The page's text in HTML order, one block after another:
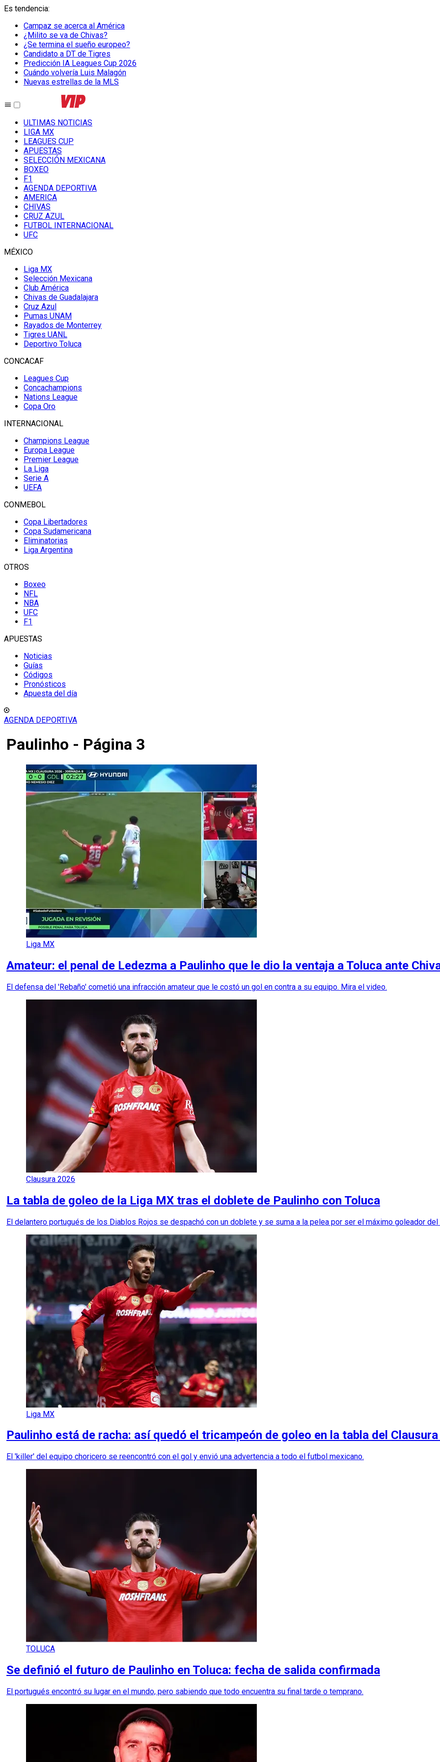
Es tendencia:
Campaz se acerca al América
¿Milito se va de Chivas?
¿Se termina el sueño europeo?
Candidato a DT de Tigres
Predicción IA Leagues Cup 2026
Cuándo volvería Luis Malagón
Nuevas estrellas de la MLS
ULTIMAS NOTICIAS
LIGA MX
LEAGUES CUP
APUESTAS
SELECCIÓN MEXICANA
BOXEO
F1
AGENDA DEPORTIVA
AMERICA
CHIVAS
CRUZ AZUL
FUTBOL INTERNACIONAL
UFC
MÉXICO
Liga MX
Selección Mexicana
Club América
Chivas de Guadalajara
Cruz Azul
Pumas UNAM
Rayados de Monterrey
Tigres UANL
Deportivo Toluca
CONCACAF
Leagues Cup
Concachampions
Nations League
Copa Oro
INTERNACIONAL
Champions League
Europa League
Premier League
La Liga
Serie A
UEFA
CONMEBOL
Copa Libertadores
Copa Sudamericana
Eliminatorias
Liga Argentina
OTROS
Boxeo
NFL
NBA
UFC
F1
APUESTAS
Noticias
Guías
Códigos
Pronósticos
Apuesta del día
AGENDA DEPORTIVA
Paulinho - Página 3
Liga MX
Amateur: el penal de Ledezma a Paulinho que le dio la ventaja a Toluca ante
El defensa del 'Rebaño' cometió una infracción amateur que le costó un gol en contra a su equipo. Mira el video.
Clausura 2026
La tabla de goleo de la Liga MX tras el doblete de Paulinho con Toluca
El delantero portugués de los Diablos Rojos se despachó con un doblete y se suma a la pelea por ser el máximo goleador del
Liga MX
Paulinho está de racha: así quedó el tricampeón de goleo en la tabla del
El 'killer' del equipo choricero se reencontró con el gol y envió una advertencia a todo el futbol mexicano.
TOLUCA
Se definió el futuro de Paulinho en Toluca: fecha de salida confirmada
El portugués encontró su lugar en el mundo, pero sabiendo que todo encuentra su final tarde o temprano.